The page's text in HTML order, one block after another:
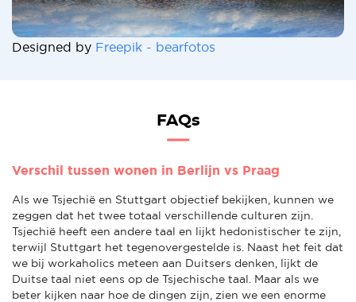
Designed by Freepik - bearfotos
FAQs
Verschil tussen wonen in Berlijn vs Praag
Als we Tsjechië en Stuttgart objectief bekijken, kunnen we
zeggen dat het twee totaal verschillende culturen zijn.
Tsjechië heeft een andere taal en lijkt hedonistischer te zijn,
terwijl Stuttgart het tegenovergestelde is. Naast het feit dat
we bij workaholics meteen aan Duitsers denken, lijkt de
Duitse taal niet eens op de Tsjechische taal. Maar als we
beter kijken naar hoe de dingen zijn, zien we een enorme